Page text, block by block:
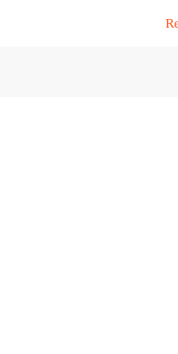
Touch device users,